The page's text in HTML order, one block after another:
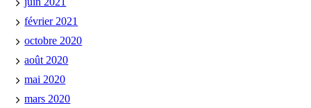
février 2021
octobre 2020
août 2020
mai 2020
mars 2020